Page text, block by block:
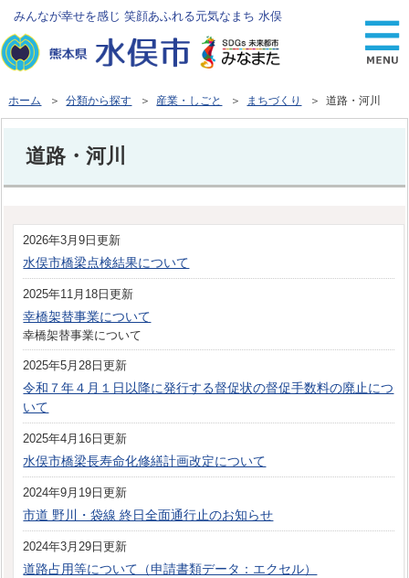
みんなが幸せを感じ 笑顔あふれる元気なまち 水俣
ホーム ＞分類から探す ＞ 産業・しごと ＞ まちづくり ＞ 道路・河川
道路・河川
2026年3月9日更新
水俣市橋梁点検結果について
2025年11月18日更新
幸橋架替事業について
幸橋架替事業について
2025年5月28日更新
令和７年４月１日以降に発行する督促状の督促手数料の廃止につ
いて
2025年4月16日更新
水俣市橋梁長寿命化修繕計画改定について
2024年9月19日更新
市道 野川・袋線 終日全面通行止のお知らせ
2024年3月29日更新
道路占用等について（申請書類データ：エクセル）